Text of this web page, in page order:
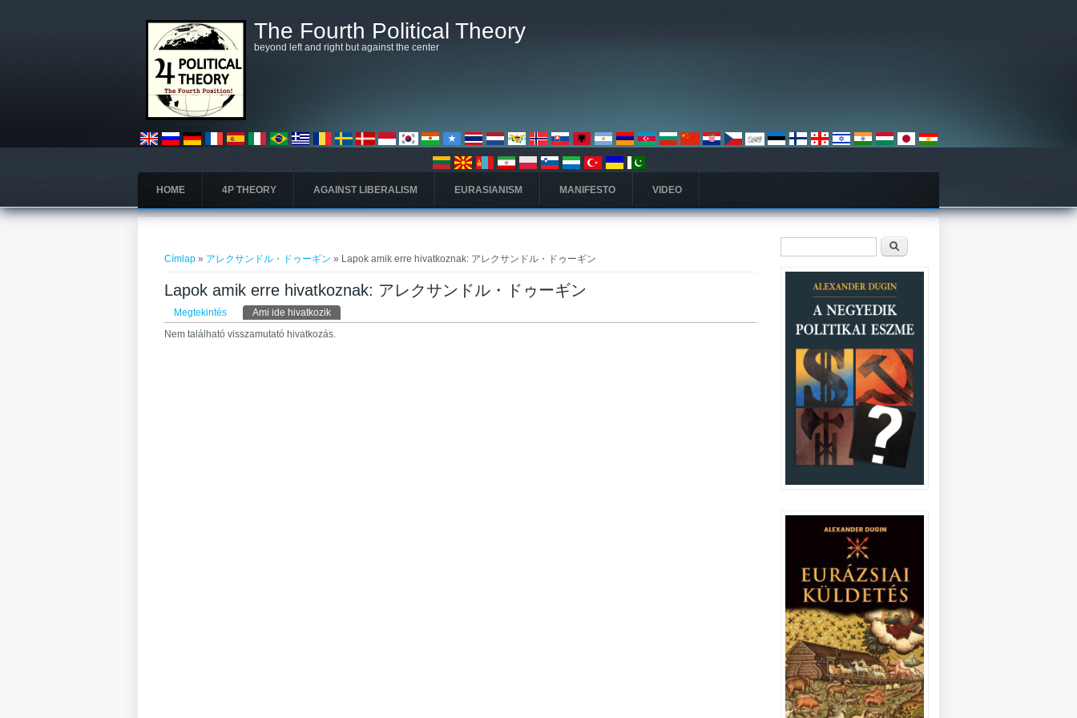
The Fourth Political Theory
beyond left and right but against the center
HOME 4P THEORY AGAINST LIBERALISM EURASIANISM MANIFESTO VIDEO
Címlap » アレクサンドル・ドゥーギン » Lapok amik erre hivatkoznak: アレクサンドル・ドゥーギン
Lapok amik erre hivatkoznak: アレクサンドル・ドゥーギン
Elsődleges fülek
Megtekintés Ami ide hivatkozik
Nem található visszamutató hivatkozás.
Keresés űrlap